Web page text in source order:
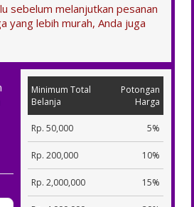
sebelum melanjutkan pesanan
yang lebih murah, Anda juga
Minimum Total
Belanja
Potongan
Harga
Rp. 50,000 5%
Rp. 200,000 10%
Rp. 2,000,000 15%